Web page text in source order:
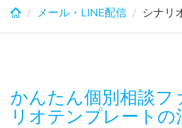
メール・LINE配信 シナリ
かんたん個別相談フ
リオテンプレートの